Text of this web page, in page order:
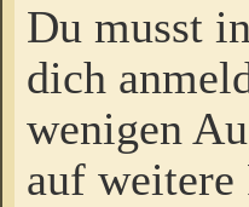
Du musst
dich
wenigen
auf